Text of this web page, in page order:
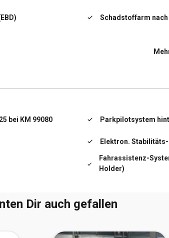
Assistent
Schadstoffarm
bei KM 99080 Parkpilotsystem
Elektron.
Fahrassistenz-
Holder)
Dir auch gefallen